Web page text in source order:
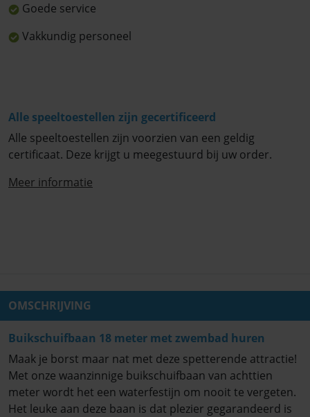
Goede service
Vakkundig personeel
Alle speeltoestellen zijn gecertificeerd
Alle speeltoestellen zijn voorzien van een geldig
certificaat. Deze krijgt u meegestuurd bij uw order.
Meer informatie
OMSCHRIJVING
Buikschuifbaan 18 meter met zwembad huren
Maak je borst maar nat met deze spetterende attractie!
Met onze waanzinnige buikschuifbaan van achttien
meter wordt het een waterfestijn om nooit te vergeten.
Het leuke aan deze baan is dat plezier gegarandeerd is